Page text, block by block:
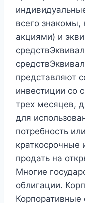
всего знакомы,
акциями) и
представляют
инвестиции со
трех месяцев,
для
потребность
краткосрочные
продать на
Многие
облигации.
Корпоративные